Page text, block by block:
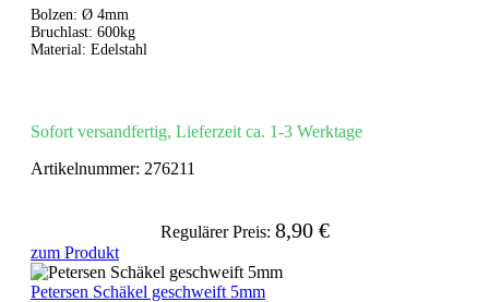
Bolzen: Ø 4mm
Bruchlast: 600kg
Material: Edelstahl
Sofort versandfertig, Lieferzeit ca. 1-3 Werktage
Artikelnummer: 276211
Regulärer Preis: 8,90 €
zum Produkt
Petersen Schäkel geschweift 5mm